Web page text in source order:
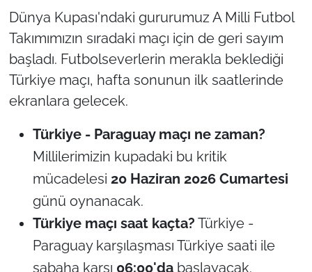
Dünya Kupası'ndaki gururumuz A Milli Futbol
Takımımızın sıradaki maçı için de geri sayım
başladı. Futbolseverlerin merakla beklediği
Türkiye maçı, hafta sonunun ilk saatlerinde
ekranlara gelecek.
Türkiye - Paraguay maçı ne zaman?
Millilerimizin kupadaki bu kritik
mücadelesi 20 Haziran 2026 Cumartesi
günü oynanacak.
Türkiye maçı saat kaçta? Türkiye -
Paraguay karşılaşması Türkiye saati ile
sabaha karşı 06:00'dabaşlayacak.